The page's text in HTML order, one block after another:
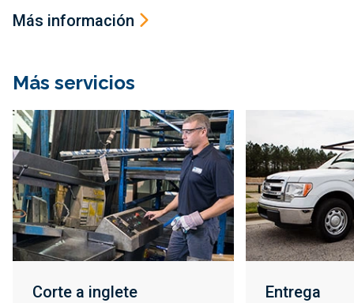
Más información
Más servicios
Corte a inglete Entrega